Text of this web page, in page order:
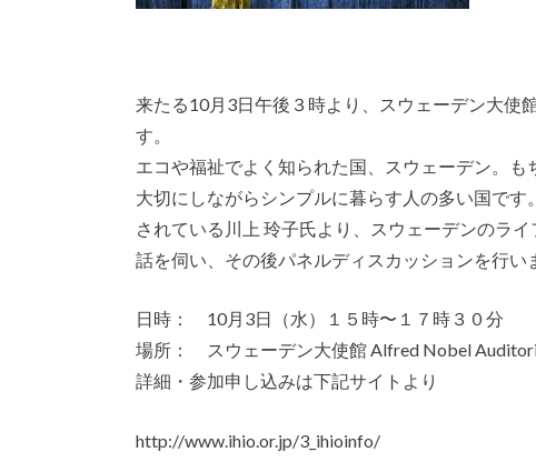
来たる10月3日午後３時より、スウェーデン大使
す。
エコや福祉でよく知られた国、スウェーデン。
大切にしながらシンプルに暮らす人の多い国で
されている川上 玲子氏より、スウェーデンのラ
話を伺い、その後パネルディスカッションを行い
日時： 10月3日（水）１５時〜１７時３０分
場所： スウェーデン大使館 Alfred Nobel
詳細・参加申し込みは下記サイトより
http://www.ihio.or.jp/3_ihioinfo/